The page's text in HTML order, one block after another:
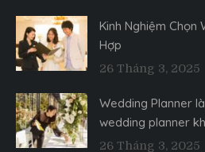
Kinh Nghiệm Chọn
Hợp
26 Tháng 3, 2025
Wedding Planner
wedding planner
26 Tháng 3, 2025